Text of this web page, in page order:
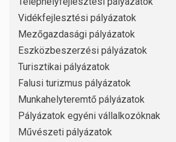
Vidékfejlesztési pályázatok
Mezőgazdasági pályázatok
Eszközbeszerzési pályázatok
Turisztikai pályázatok
Falusi turizmus pályázatok
Munkahelyteremtő pályázatok
Pályázatok egyéni vállalkozóknak
Művészeti pályázatok